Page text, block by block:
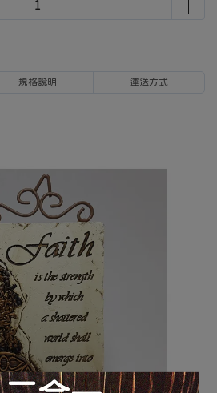
規格說明 運送方式